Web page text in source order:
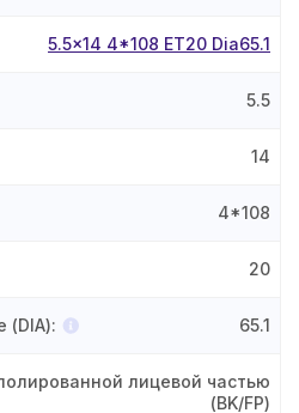
5.5x14 4*108 ET20 Dia65.1
5.5
14
4*108
20
(DIA): 65.1
лицевой частью
(BK/FP)